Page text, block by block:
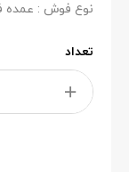
نوع فوش : عمده فروشی
تعداد